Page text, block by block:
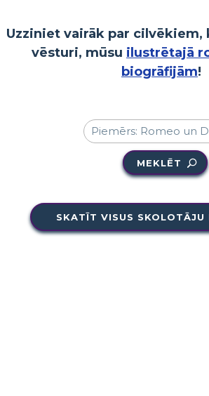
Uzziniet vairāk par
vēsturi, mūsu ilustrētajā
biogrāfijām!
MEKLĒT
SKATĪT VISUS SKOLOTĀJU